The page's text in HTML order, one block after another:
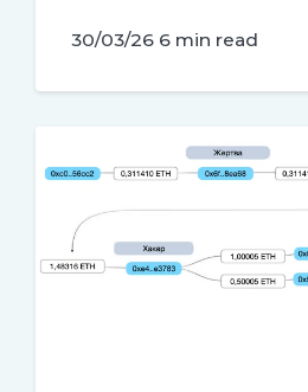
30/03/26 6 min read